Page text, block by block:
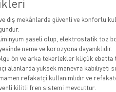
dış mekânlarda güvenli ve konforlu
şaseli olup, elektrostatik toz
neme ve korozyona dayanıklıdır.
ön ve arka tekerlekler küçük ebatta
alanlarda yüksek manevra kabiliyeti
refakatçi kullanımlıdır ve
kilitli fren sistemi mevcuttur.